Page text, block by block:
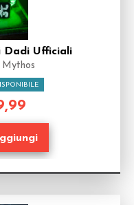
Dadi Ufficiali